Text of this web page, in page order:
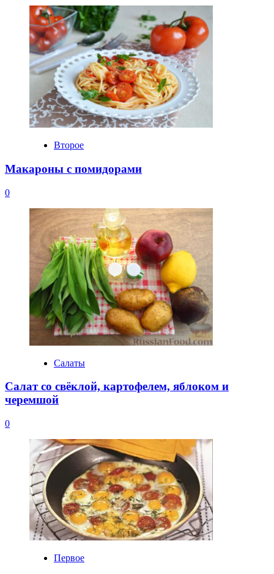
Второе
Макароны с помидорами
0
Салаты
Салат со свёклой, картофелем, яблоком и
черемшой
0
Первое